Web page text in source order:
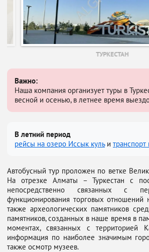
ТУРКЕСТАН
Важно:
Наша компания организует туры в
весной и осенью, в летнее время
В летний период
рейсы на озеро Иссык кульи
Автобусный тур проложен по ветке
На отрезке Алматы – Туркестан с
непосредственно связанных с
функционирования торговых отношений
также археологических памятников
памятников, созданных в наше время в
моментах, связанных с территорией
информация по наиболее значимым
также осмотр музеев.